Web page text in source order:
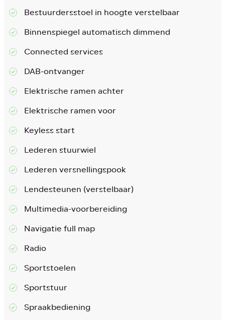
Bestuurdersstoel in hoogte verstelbaar
Binnenspiegel automatisch dimmend
Connected services
DAB-ontvanger
Elektrische ramen achter
Elektrische ramen voor
Keyless start
Lederen stuurwiel
Lederen versnellingspook
Lendesteunen (verstelbaar)
Multimedia-voorbereiding
Navigatie full map
Radio
Sportstoelen
Sportstuur
Spraakbediening